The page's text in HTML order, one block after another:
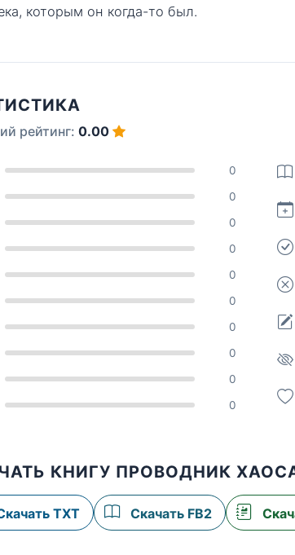
которым он когда-то был.
рейтинг: 0.00
0
0
0
0
0
0
0
0
0
0
КНИГУ ПРОВОДНИК
TXT Скачать FB2